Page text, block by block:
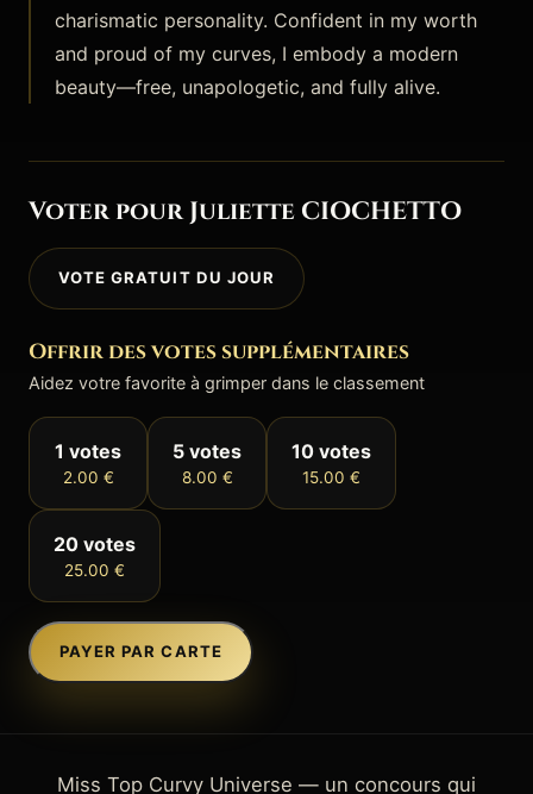
charismatic personality. Confident in my worth
and proud of my curves, I embody a modern
beauty—free, unapologetic, and fully alive.
Voter pour Juliette CIOCHETTO
VOTE GRATUIT DU JOUR
Offrir des votes supplémentaires
Aidez votre favorite à grimper dans le classement
1 votes
2.00 €
5 votes
8.00 €
10 votes
15.00 €
20 votes
25.00 €
PAYER PAR CARTE
Miss Top Curvy Universe — un concours qui